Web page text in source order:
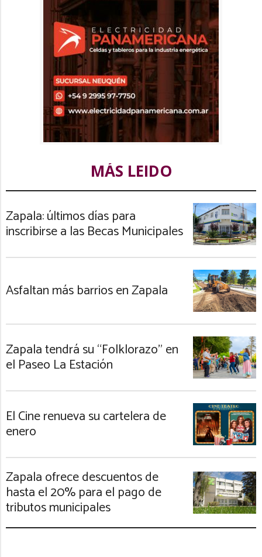
MÁS LEIDO
Zapala: últimos días para
inscribirse a las Becas Municipales
Asfaltan más barrios en Zapala
Zapala tendrá su “Folklorazo” en
el Paseo La Estación
El Cine renueva su cartelera de
enero
Zapala ofrece descuentos de
hasta el 20% para el pago de
tributos municipales